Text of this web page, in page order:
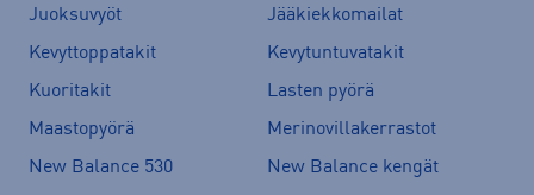
Juoksuvyöt
Jääkiekkomailat
Kevyttoppatakit
Kevytuntuvatakit
Kuoritakit
Lasten pyörä
Maastopyörä
Merinovillakerrastot
New Balance 530
New Balance kengät